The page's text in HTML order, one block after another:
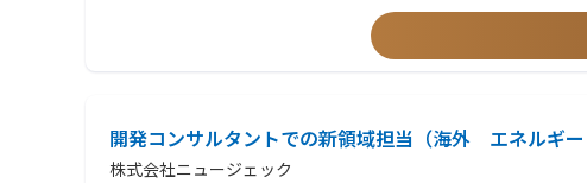
開発コンサルタントでの新領域担当（海外 エネルギ
株式会社ニュージェック